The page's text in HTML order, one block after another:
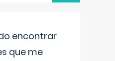
encontrar
que me